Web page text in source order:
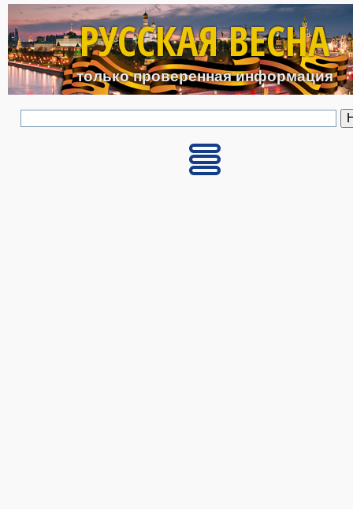
Перейти к основному
РУССКАЯ ВЕСНА
только проверенная информация